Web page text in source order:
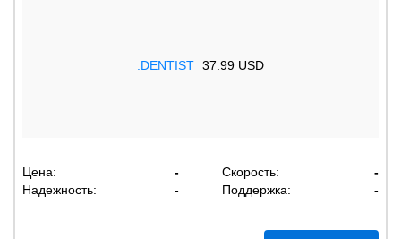
.DENTIST 37.99 USD
Цена: - Скорость:
-
Надежность:
- Поддержка: -